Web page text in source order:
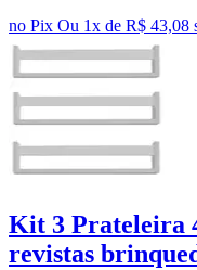
no Pix Ou 1x de R$ 43,08
Kit 3 Prateleira
revistas